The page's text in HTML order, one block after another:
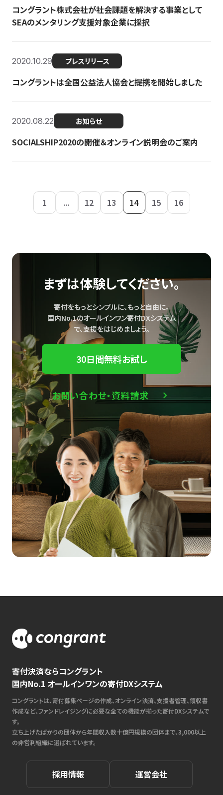
コングラント株式会社が社会課題を解決する事業として
SEAのメンタリング支援対象企業に採択
2020.10.29 プレスリリース
コングラントは全国公益法人協会と提携を開始しました
2020.08.22 お知らせ
SOCIALSHIP2020の開催＆オンライン説明会のご案内
1 ... 12 13 14 15 16
まずは体験してください。
寄付をもっとシンプルに、もっと自由に。
国内No.1のオールインワン寄付DXシステム
で、支援をはじめましょう。
30日間無料お試し
お問い合わせ・資料請求
寄付決済ならコングラント
国内No.1 オールインワンの寄付DXシステム
コングラントは、寄付募集ページの作成、オンライン決済、支援者管理、領収書
作成など、ファンドレイジングに必要な全ての機能が揃った寄付DXシステムで
す。
立ち上げたばかりの団体から年間収入数十億円規模の団体まで、3,000以上
の非営利組織に選ばれています。
採用情報 運営会社